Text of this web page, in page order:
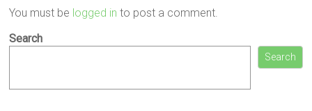
You must be logged in to post a comment.
Search
Search